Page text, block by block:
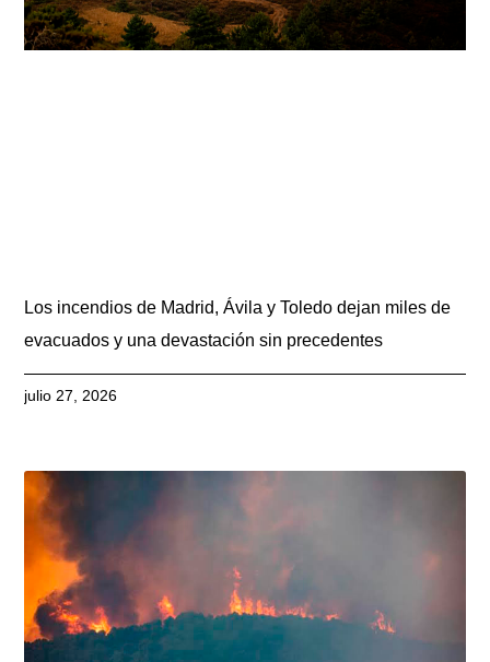
Los incendios de Madrid, Ávila y Toledo dejan miles de
evacuados y una devastación sin precedentes
julio 27, 2026